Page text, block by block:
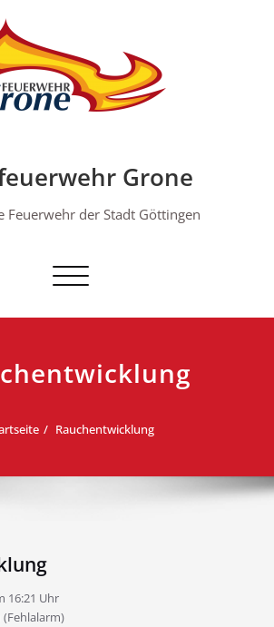
Grone
Feuerwehr der Stadt Göttingen
Schalte Navigation
Rauchentwicklung
16:21 Uhr
(Fehlalarm)